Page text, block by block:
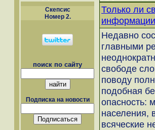
Скепсиc
Номер 2.
поиск по сайту
Подписка на новости
Только ли
Недавно
главными
свободе
поводу
подобная
опасность:
населения,
всяческие